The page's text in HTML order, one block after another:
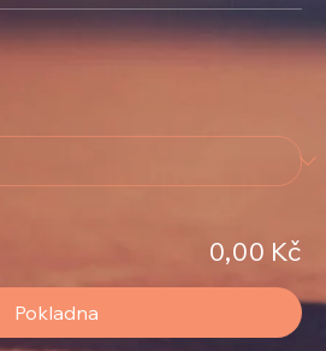
0,00 Kč
Pokladna